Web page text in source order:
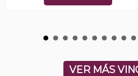
VER MÁS